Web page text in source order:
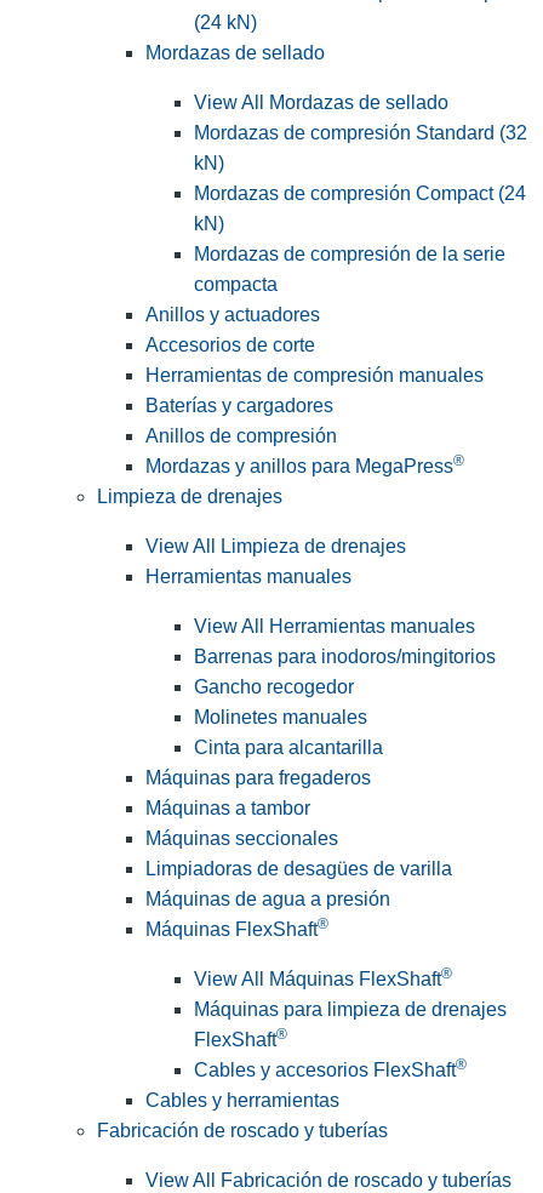
(24 kN)
Mordazas de sellado
View All Mordazas de sellado
Mordazas de compresión Standard (32
kN)
Mordazas de compresión Compact (24
kN)
Mordazas de compresión de la serie
compacta
Anillos y actuadores
Accesorios de corte
Herramientas de compresión manuales
Baterías y cargadores
Anillos de compresión
Mordazas y anillos para MegaPress®
Limpieza de drenajes
View All Limpieza de drenajes
Herramientas manuales
View All Herramientas manuales
Barrenas para inodoros/mingitorios
Gancho recogedor
Molinetes manuales
Cinta para alcantarilla
Máquinas para fregaderos
Máquinas a tambor
Máquinas seccionales
Limpiadoras de desagües de varilla
Máquinas de agua a presión
Máquinas FlexShaft®
View All Máquinas FlexShaft®
Máquinas para limpieza de drenajes
FlexShaft®
Cables y accesorios FlexShaft®
Cables y herramientas
Fabricación de roscado y tuberías
View All Fabricación de roscado y tuberías